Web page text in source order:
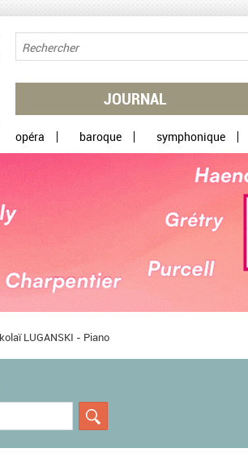
JOURNAL
opéra baroque symphonique
LUGANSKI - Piano